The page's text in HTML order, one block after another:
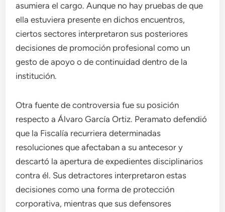
asumiera el cargo. Aunque no hay pruebas de que
ella estuviera presente en dichos encuentros,
ciertos sectores interpretaron sus posteriores
decisiones de promoción profesional como un
gesto de apoyo o de continuidad dentro de la
institución.
Otra fuente de controversia fue su posición
respecto a Álvaro García Ortiz. Peramato defendió
que la Fiscalía recurriera determinadas
resoluciones que afectaban a su antecesor y
descartó la apertura de expedientes disciplinarios
contra él. Sus detractores interpretaron estas
decisiones como una forma de protección
corporativa, mientras que sus defensores